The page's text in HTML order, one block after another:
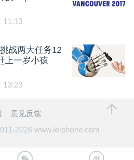
11:13
战两大任务12
上一岁小孩
13:23
意见反馈
2026 www.leiphone.com